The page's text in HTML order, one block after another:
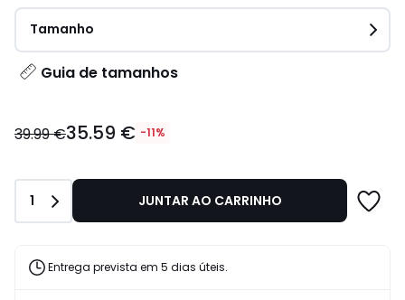
Tamanho
Guia de tamanhos
€
39.99
€
de
desconto
39.99 €35.59 € -11%
Quantidade
1 JUNTAR AO CARRINHO
Entrega prevista em 5 dias úteis.